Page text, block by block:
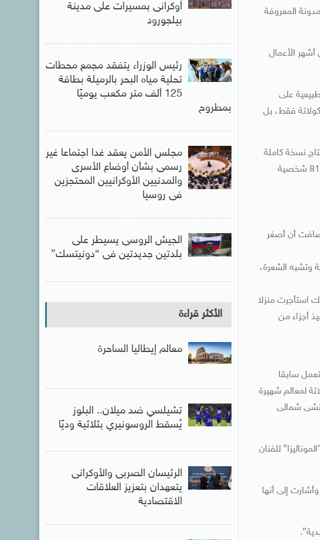
المعروفة
عهد سلالة سونغ الشمالية بين عامى 960 و1127، واحدة من أشهر الأعمال
الطبيعية على
فقط، بل
قبل أن تخصص 3 أشهر هذا العام لإنتاج نسخة كاملة
وأكثر تفصيلا، ويبلغ عرض المجسم النهائى 1.22 متر وطوله 7 أمتار، ويضم 176 منزلا و281 شجرة وأكثر من 20 قاربا و816 شخصية
10 و20 سم، بينما لا يتجاوز ارتفاع الشخصيات البشرية 2 سم، وأضافت أن أصغر
وتشبه الشعرة،
استأجرت منزلا
أجزاء من
تعمل سابقا
لمعالم شهيرة
شمالى
للفنان
إلى أنها
أوكرانى بمسيرات على مدينة
بيلجورود
رئيس الوزراء يتفقد مجمع محطات
تحلية مياه البحر بالرميلة بطاقة
125 ألف متر مكعب يوميًا
بمطروح
مجلس الأمن يعقد غدا اجتماعا غير
رسمى بشأن أوضاع الأسرى
والمدنيين الأوكرانيين المحتجزين
فى روسيا
الجيش الروسى يسيطر على
بلدتين جديدتين فى “دونيتسك”
الأكثر قراءة
معالم إيطاليا الساحرة
تشيلسي ضد ميلان.. البلوز
يُسقط الروسونيري بثلاثية وديًا
الرئيسان الصربى والأوكرانى
يتعهدان بتعزيز العلاقات
الاقتصادية